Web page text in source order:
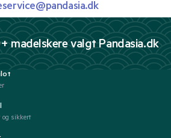
madelskere valgt Pandasia.dk
og sikkert